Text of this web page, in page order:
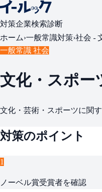
対策企業検索診断
ホーム›一般常識対策›社会 -
一般常識 社会
文化・スポー
文化・芸術・スポーツに関
対策のポイント
1
ノーベル賞受賞者を確認